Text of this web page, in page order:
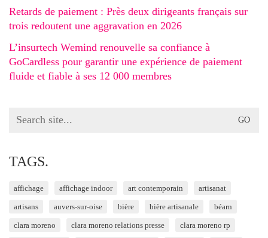
Retards de paiement : Près deux dirigeants français sur
trois redoutent une aggravation en 2026
L’insurtech Wemind renouvelle sa confiance à
GoCardless pour garantir une expérience de paiement
fluide et fiable à ses 12 000 membres
Search
TAGS.
affichage affichage indoor art contemporain artisanat
artisans auvers-sur-oise bière bière artisanale béarn
clara moreno clara moreno relations presse clara moreno rp